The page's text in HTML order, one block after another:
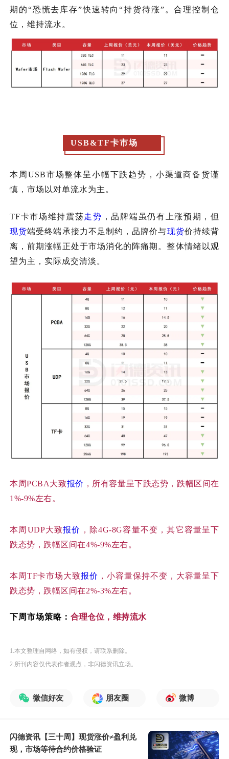
期的“恐慌去库存”快速转向“持货待涨”。合理控制仓
位，维持流水。
USB&TF卡市场
本周 USB市场整体呈小幅下跌趋势，小渠道商备货谨
慎，市场以对单流水为主。
TF卡市场维持震荡走势 ，品牌端虽仍有上涨预期，但
现货端受终端承接力不足制约，品牌价与现货价持续背
离，前期涨幅正处于市场消化的阵痛期。整体情绪以观
望为主，实际成交清淡。
本周PCBA大致报价 ，所有容量呈下跌态势，跌幅区间在
1%-9%左右。
本周 UDP大致报价 ，除4G-8G容量不变，其它容量呈下
跌态势，跌幅区间在4%-9%左右。
本周 TF卡市场大致报价 ，小容量保持不变，大容量呈下
跌态势，跌幅区间在2%-3%左右。
下周市场策略：合理仓位，维持流水
1.本文整理自网络，如有侵权，请联系删除。
2.所刊内容仅代表作者观点，非闪德资讯立场。
微信好友 朋友圈 微博
闪德资讯【三十周】现货涨价≠盈利兑
现，市场等待合约价格验证